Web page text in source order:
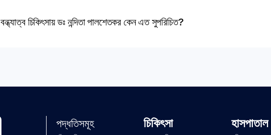
বন্ধ্যাত্ব চিকিৎসায় ডঃ নন্দিতা পালশেতকর কেন এত সুপরিচিত?
পদ্ধতিসমূহ চিকিৎসা হাসপাতাল